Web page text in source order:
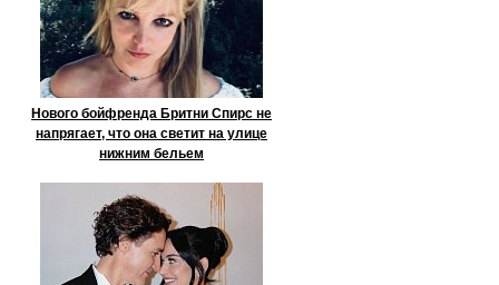
Нового бойфренда Бритни Спирс не
напрягает, что она светит на улице
нижним бельем